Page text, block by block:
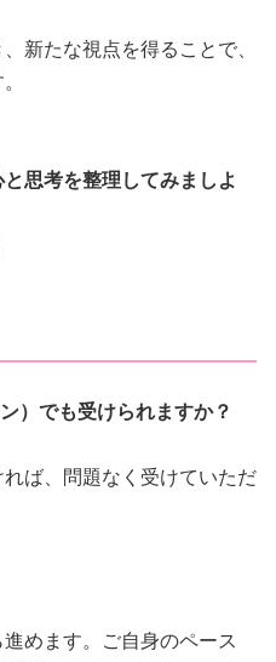
新たな視点を得ることで、
思考を整理してみましよ
）でも受けられますか？
ば、問題なく受けていただ
めます。ご自身のペース